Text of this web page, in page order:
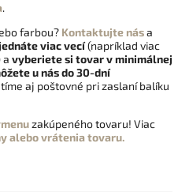
.
farbou? Kontaktujte nása
viac vecí(napríklad viac
a vyberiete si tovar v minimálnej
u nás do 30-dní
aj poštovné pri zaslaní balíku
zakúpeného tovaru! Viac
alebo vrátenia tovaru.